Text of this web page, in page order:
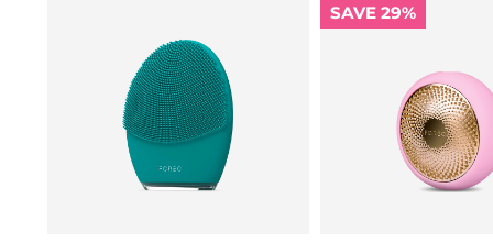
SAVE 29%